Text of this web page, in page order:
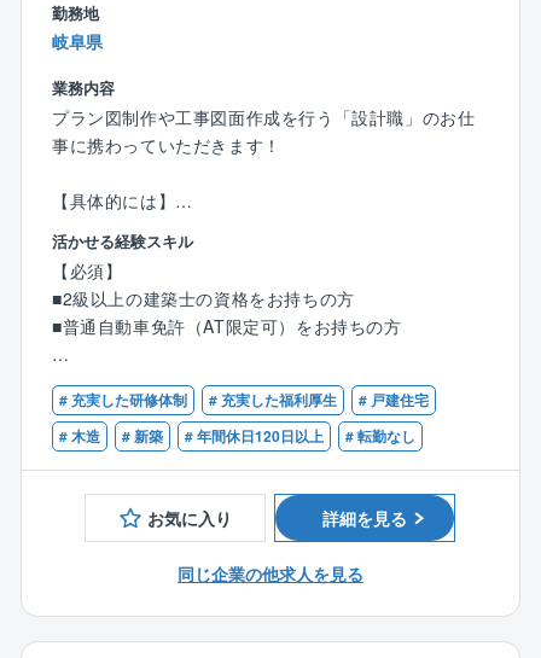
少しずつ一人での検査業務をお任せしていき、独り立
ち後も先輩や上司がしっかりフォローするので、安心
して業務をスタートできます！
＼検査職のポイント／
★力仕事も急な呼び出しもほとんどなし
★検査写真格納アプリを活用で効率的
業務量もコントロールしているため残業もほぼなく
プライベートの時間を大切にできます。
〈チーム組織構成〉
20代～60代までの幅広い社員（24名）が活躍中。
年齢関係なく和気あいあいとコミュニケーションを取
っているため、働きやすい環境です！
勤務地
岐阜県
業務内容
プラン図制作や工事図面作成を行う「設計職」のお仕
事に携わっていただきます！
【具体的には】
■CADを使った図面作成
■住宅や、小規模建築のプランニング・自由設計・企画
設計
■各所申請業務 など
※分業体制のため、設計業務のみに集中できます！
1人あたりの案件数は10件～15件程を担当。
お客様のご要望をもとに、住宅のコンセプトを決定。
見た目の美しさや機能性などを考慮しながら、外観内
装設計・図面作成・確認申請等を行います。
＜入社後の流れ＞
入社後は、3カ月～半年間のOJT研修を通じて業務を習
・座学研修
∟CADの使い方や打ち合わせ時のポイントを学びま
活かせる経験スキル
【必須】
■2級以上の建築士の資格をお持ちの方
■普通自動車免許（AT限定可）をお持ちの方
【優遇条件】
■CADオペレーターのご経験
■建築設計のご経験
■設計事務所でのご経験
■建設業者・工務店・インテリア業界でのご経験
# 充実した研修体制 # 充実した福利厚生
# 戸建住宅
# 木造
# 新築 # 年間休日120日以上 # 転勤なし
お気に入り 詳細を見る
同じ企業の他求人を見る